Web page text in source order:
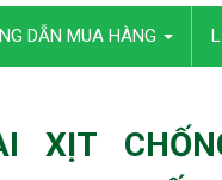
DẪN MUA HÀNG
XỊT